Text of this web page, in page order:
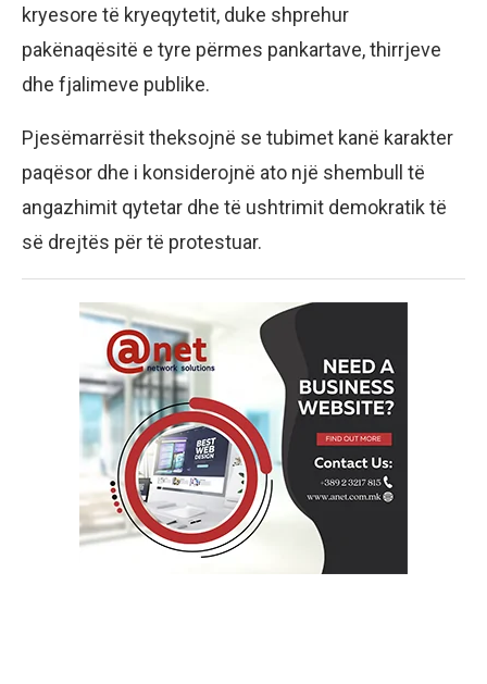
kryesore të kryeqytetit, duke shprehur
pakënaqësitë e tyre përmes pankartave, thirrjeve
dhe fjalimeve publike.
Pjesëmarrësit theksojnë se tubimet kanë karakter
paqësor dhe i konsiderojnë ato një shembull të
angazhimit qytetar dhe të ushtrimit demokratik të
së drejtës për të protestuar.